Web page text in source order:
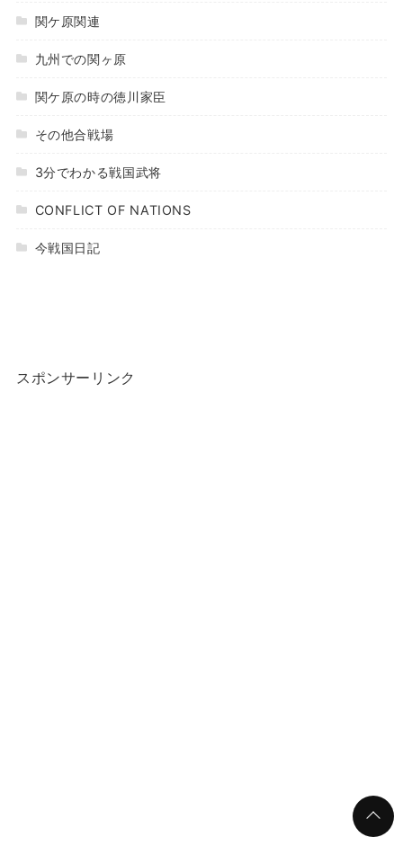
関ケ原関連
九州での関ヶ原
関ケ原の時の徳川家臣
その他合戦場
3分でわかる戦国武将
CONFLICT OF NATIONS
今戦国日記
スポンサーリンク